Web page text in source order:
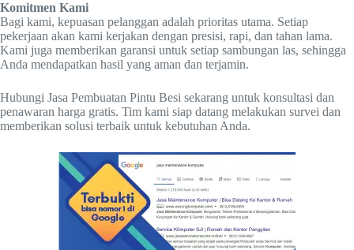
Komitmen Kami
Bagi kami, kepuasan pelanggan adalah prioritas utama. Setiap
pekerjaan akan kami kerjakan dengan presisi, rapi, dan tahan lama.
Kami juga memberikan garansi untuk setiap sambungan las, sehingga
Anda mendapatkan hasil yang aman dan terjamin.
Hubungi Jasa Pembuatan Pintu Besi sekarang untuk konsultasi dan
penawaran harga gratis. Tim kami siap datang melakukan survei dan
memberikan solusi terbaik untuk kebutuhan Anda.